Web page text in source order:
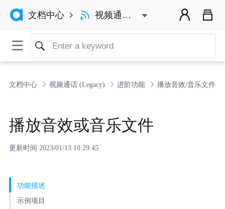
文档中心   视频通话 (Legacy) 


文档中心 视频通话 (Legacy) 进阶功能 播放音效/音乐文件
播放音效或音乐文件
更新时间 2023/01/13 10:29:45
功能描述
示例项目